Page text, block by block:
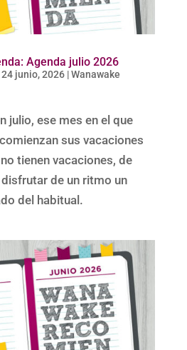
Agenda julio 2026
24 junio, 2026|Wanawake
julio, ese mes en el que
sus vacaciones
tienen vacaciones, de
de un ritmo un
del habitual.